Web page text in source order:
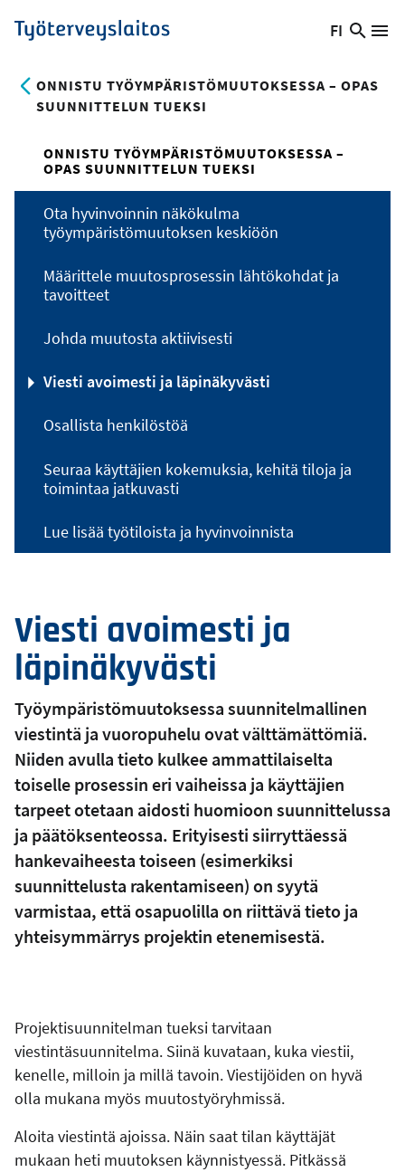
Hyppää
pääsisältöön
Työterveyslaitos
Vaihda
nykyinen
kieli:
FI
Hae
ONNISTU TYÖYMPÄRISTÖMUUTOKSESSA – OPAS
SUUNNITTELUN TUEKSI
Viesti avoimesti ja
läpinäkyvästi
Työympäristömuutoksessa suunnitelmallinen
viestintä ja vuoropuhelu ovat välttämättömiä.
Niiden avulla tieto kulkee ammattilaiselta
toiselle prosessin eri vaiheissa ja käyttäjien
tarpeet otetaan aidosti huomioon suunnittelussa
ja päätöksenteossa. Erityisesti siirryttäessä
hankevaiheesta toiseen (esimerkiksi
suunnittelusta rakentamiseen) on syytä
varmistaa, että osapuolilla on riittävä tieto ja
yhteisymmärrys projektin etenemisestä.
Projektisuunnitelman tueksi tarvitaan
viestintäsuunnitelma. Siinä kuvataan, kuka viestii,
kenelle, milloin ja millä tavoin. Viestijöiden on hyvä
olla mukana myös muutostyöryhmissä.
Aloita viestintä ajoissa. Näin saat tilan käyttäjät
mukaan heti muutoksen käynnistyessä. Pitkässä
ONNISTU TYÖYMPÄRISTÖMUUTOKSESSA –
OPAS SUUNNITTELUN TUEKSI
Ota hyvinvoinnin näkökulma
työympäristömuutoksen keskiöön
Määrittele muutosprosessin lähtökohdat ja
tavoitteet
Johda muutosta aktiivisesti
Viesti avoimesti ja läpinäkyvästi
Osallista henkilöstöä
Seuraa käyttäjien kokemuksia, kehitä tiloja ja
toimintaa jatkuvasti
Lue lisää työtiloista ja hyvinvoinnista